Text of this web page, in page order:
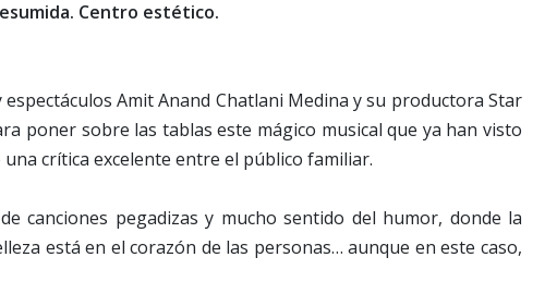
Centro estético.
Amit Anand Chatlani Medina y su productora Star
poner sobre las tablas este mágico musical que ya han visto
crítica excelente entre el público familiar.
canciones pegadizas y mucho sentido del humor, donde la
está en el corazón de las personas… aunque en este caso,